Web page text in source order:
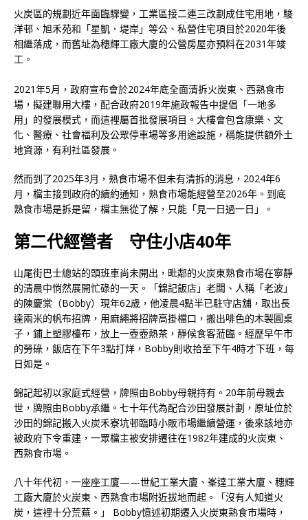
火炭區的規劃近年面臨驟變，工業區接二連三改劃成住宅用地，駿
洋邨、旭禾苑和「星凱．堤岸」等公、私營住宅項目於2020年後
相繼落成，而舊址為穗輝工廠大廈的公營房屋亦預料在2031年竣
工。
2021年5月，政府宣布會於2024年底全面清拆火炭東、西熟食市
場，擬建聯用大樓，配合政府2019年施政報告中提倡「一地多
用」的發展模式，而這裡屬首批發展項目。大樓會包含康樂、文
化、醫療、社會福利及公眾停車場等多用途設施，稱能提供額外土
地資源，有利社區發展。
然而到了2025年3月，熟食市場不但未有清拆的消息，2024年6
月，檔主接到政府的續約通知，熟食市場能經營至2026年。到底
熟食市場是拆是留，檔主無從了解，只能「見一日過一日」。
第二代經營者 守住小店40年
山尾街巴士總站的頭班車尚未開出，毗鄰的火炭東熟食市場在寧靜
的清晨中悄然展開忙碌的一天。「錦記飯店」老闆、人稱「老波」
的陳慶棠（Bobby）現年62歲，他凌晨4點半已駐守店舖，取出長
達兩米的帆布招牌，用麻繩將招牌高掛檔口，搬出啡色的木製圓桌
子，鋪上塑膠檯布，放上一壺壺熱茶，靜候食客蒞臨。經歷早午市
的勞碌，飯店在下午3點打烊，Bobby則收拾至下午4時才下班，每
日如是。
錦記起初以家庭式經營，牌照由Bobby母親持有。20年前母親去
世，牌照由Bobby承繼。七十年代為配合沙田發展計劃，原址位於
沙田的錦記搬入火炭禾寮坑邨臨時小販市場繼續營運，後來該地亦
被政府下令重建，一眾檔主被安排遷往在1982年建成的火炭東、
西熟食市場。
八十年代初，一座座工廈——世紀工業大廈、峯達工業大廈、穗輝
工廠大廈於火炭東、西熟食市場附近拔地而起。「沒有人知道火
炭，這裡十分荒蕪。」 Bobby憶述初期遷入火炭東熟食市場時，